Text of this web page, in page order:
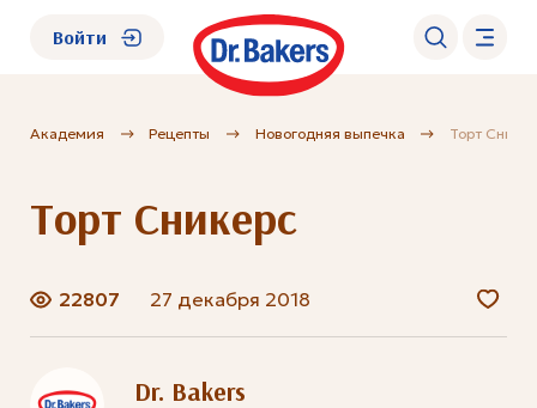
О нас
Каталог
Академия
Войти
Академия Рецепты Новогодняя выпечка Торт
Торт Сникерс
22807 27 декабря 2018
Dr. Bakers